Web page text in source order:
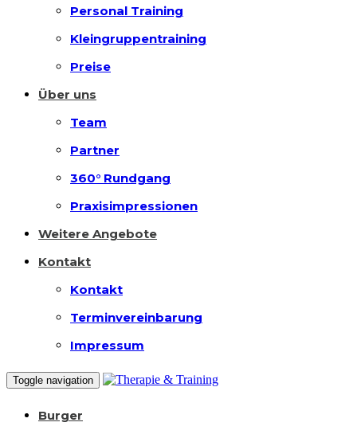
Personal Training
Kleingruppentraining
Preise
Über uns
Team
Partner
360° Rundgang
Praxisimpressionen
Weitere Angebote
Kontakt
Kontakt
Terminvereinbarung
Impressum
Toggle navigation
Burger